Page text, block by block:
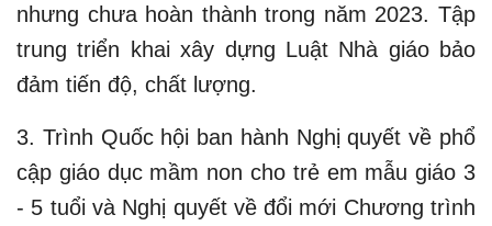
nhưng chưa hoàn thành trong năm 2023. Tập
trung triển khai xây dựng Luật Nhà giáo bảo
đảm tiến độ, chất lượng.
3. Trình Quốc hội ban hành Nghị quyết về phổ
cập giáo dục mầm non cho trẻ em mẫu giáo 3
- 5 tuổi và Nghị quyết về đổi mới Chương trình